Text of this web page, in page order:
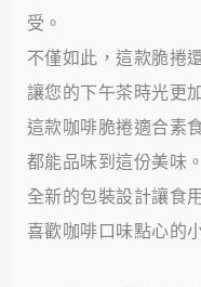
受。
不僅如此，這款脆捲
讓您的下午茶時光更
這款咖啡脆捲適合素
都能品味到這份美味。
全新的包裝設計讓食
喜歡咖啡口味點心的